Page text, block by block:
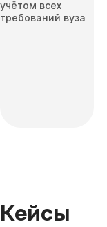
учётом всех
требований вуза
Кейсы